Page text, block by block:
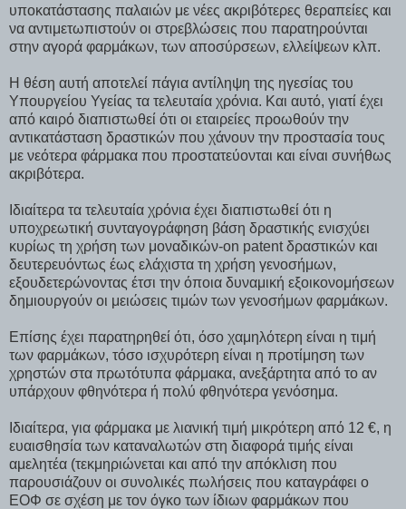
υποκατάστασης παλαιών με νέες ακριβότερες θεραπείες και
να αντιμετωπιστούν οι στρεβλώσεις που παρατηρούνται
στην αγορά φαρμάκων, των αποσύρσεων, ελλείψεων κλπ.
Η θέση αυτή αποτελεί πάγια αντίληψη της ηγεσίας του
Υπουργείου Υγείας τα τελευταία χρόνια. Και αυτό, γιατί έχει
από καιρό διαπιστωθεί ότι οι εταιρείες προωθούν την
αντικατάσταση δραστικών που χάνουν την προστασία τους
με νεότερα φάρμακα που προστατεύονται και είναι συνήθως
ακριβότερα.
Ιδιαίτερα τα τελευταία χρόνια έχει διαπιστωθεί ότι η
υποχρεωτική συνταγογράφηση βάση δραστικής ενισχύει
κυρίως τη χρήση των μοναδικών-on patent δραστικών και
δευτερευόντως έως ελάχιστα τη χρήση γενοσήμων,
εξουδετερώνοντας έτσι την όποια δυναμική εξοικονομήσεων
δημιουργούν οι μειώσεις τιμών των γενοσήμων φαρμάκων.
Επίσης έχει παρατηρηθεί ότι, όσο χαμηλότερη είναι η τιμή
των φαρμάκων, τόσο ισχυρότερη είναι η προτίμηση των
χρηστών στα πρωτότυπα φάρμακα, ανεξάρτητα από το αν
υπάρχουν φθηνότερα ή πολύ φθηνότερα γενόσημα.
Ιδιαίτερα, για φάρμακα με λιανική τιμή μικρότερη από 12 €, η
ευαισθησία των καταναλωτών στη διαφορά τιμής είναι
αμελητέα (τεκμηριώνεται και από την απόκλιση που
παρουσιάζουν οι συνολικές πωλήσεις που καταγράφει ο
ΕΟΦ σε σχέση με τον όγκο των ίδιων φαρμάκων που